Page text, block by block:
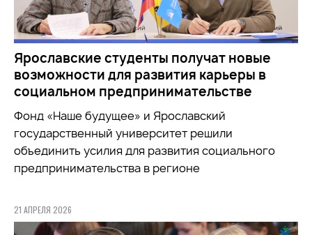
Ярославские студенты получат новые
возможности для развития карьеры в
социальном предпринимательстве
Фонд «Наше будущее» и Ярославский
государственный университет решили
объединить усилия для развития социального
предпринимательства в регионе
21 АПРЕЛЯ 2026